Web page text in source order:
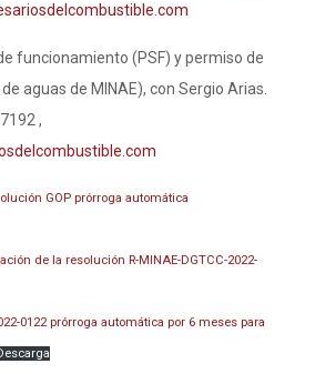
funcionamiento (PSF) y permiso de
aguas de MINAE), con Sergio Arias.
,
GOP prórroga automática
de la resolución R-MINAE-DGTCC-2022-
0122 prórroga automática por 6 meses para